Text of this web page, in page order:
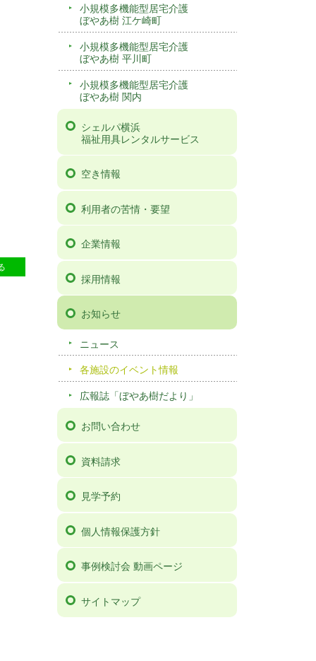
小規模多機能型居宅介護
ぼやあ樹 江ケ崎町
小規模多機能型居宅介護
ぼやあ樹 平川町
小規模多機能型居宅介護
ぼやあ樹 関内
シェルパ横浜
福祉用具レンタルサービス
空き情報
利用者の苦情・要望
企業情報
採用情報
お知らせ
ニュース
各施設のイベント情報
広報誌「ぼやあ樹だより」
お問い合わせ
資料請求
見学予約
個人情報保護方針
事例検討会 動画ページ
サイトマップ